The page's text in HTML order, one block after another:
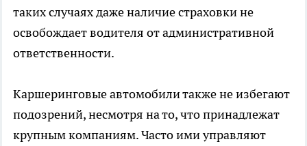
таких случаях даже наличие страховки не
освобождает водителя от административной
ответственности.
Каршеринговые автомобили также не избегают
подозрений, несмотря на то, что принадлежат
крупным компаниям. Часто ими управляют